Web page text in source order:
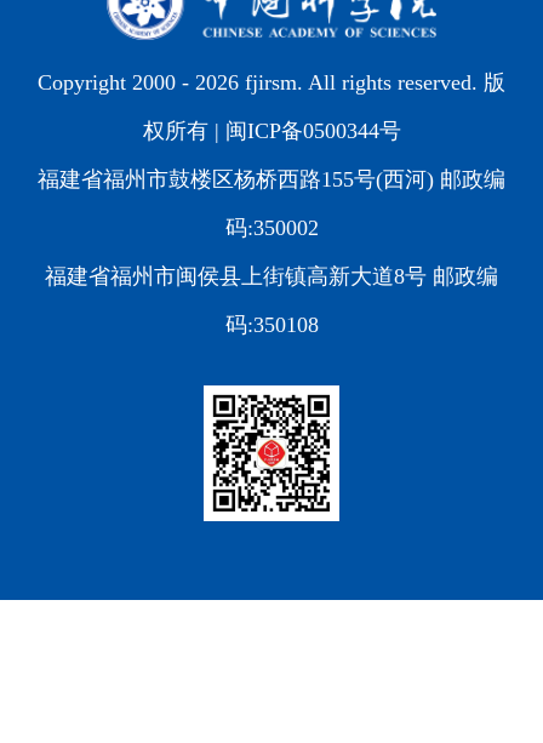
Copyright 2000 - 2026 fjirsm. All rights reserved. 版
权所有 | 闽ICP备0500344号
福建省福州市鼓楼区杨桥西路155号(西河) 邮政编
码:350002
福建省福州市闽侯县上街镇高新大道8号 邮政编
码:350108